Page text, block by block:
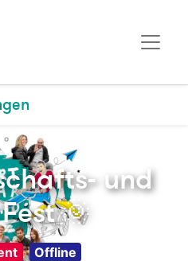
und
🌞
Offline